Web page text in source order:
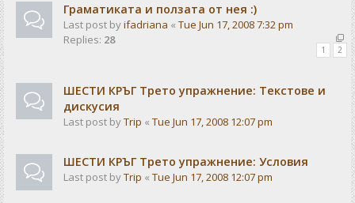
Граматиката и ползата от нея :)
Last post byifadriana « Tue Jun 17, 2008 7:32 pm
Replies: 28
1 2
ШЕСТИ КРЪГ Трето упражнение: Текстове и
дискусия
Last post byTrip « Tue Jun 17, 2008 12:07 pm
ШЕСТИ КРЪГ Трето упражнение: Условия
Last post byTrip « Tue Jun 17, 2008 12:07 pm